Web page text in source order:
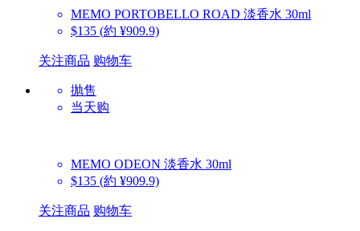
MEMO PORTOBELLO ROAD 淡香水 30ml
$135 (約 ¥909.9)
关注商品 购物车
抛售
当天购
MEMO ODEON 淡香水 30ml
$135 (約 ¥909.9)
关注商品 购物车